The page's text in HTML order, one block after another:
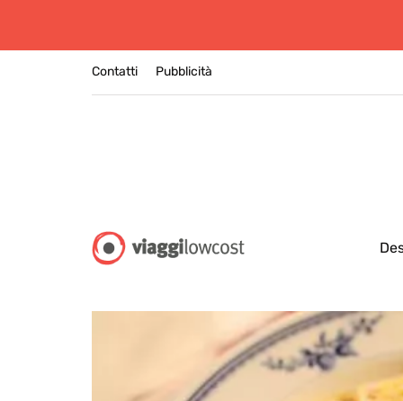
Contatti Pubblicità